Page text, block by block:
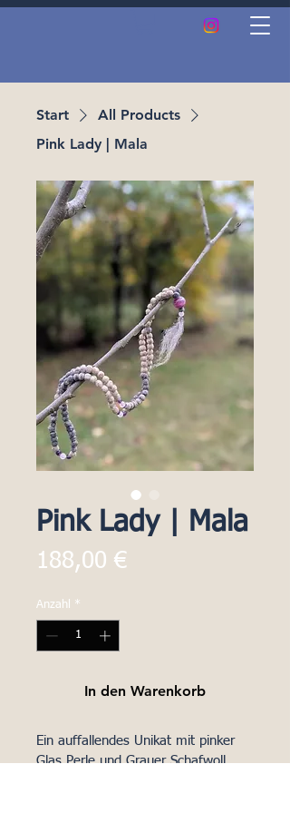
Start
All Products
Pink Lady | Mala
Pink Lady | Mala
188,00 €Preis
Anzahl *
In den Warenkorb
Ein auffallendes Unikat mit pinker
Glas Perle und Grauer Schafwoll